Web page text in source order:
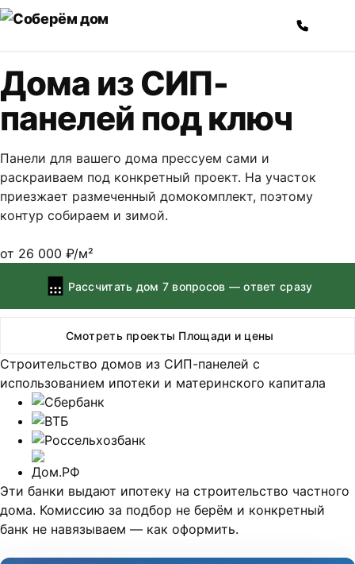
Перейти к содержимому
Дома из СИП-
панелей под ключ
Панели для вашего дома прессуем сами и
раскраиваем под конкретный проект. На участок
приезжает размеченный домокомплект, поэтому
контур собираем и зимой.
от 26 000 ₽/м²
Рассчитать дом 7 вопросов — ответ сразу
Смотреть проекты Площади и цены
Строительство домов из СИП-панелей с
использованием ипотеки и материнского капитала
Эти банки выдают ипотеку на строительство частного
дома. Комиссию за подбор не берём и конкретный
банк не навязываем — как оформить.